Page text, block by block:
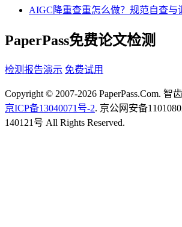
AIGC降重查重怎么做？规范自查与
PaperPass免费论文检测
检测报告演示 免费试用
Copyright © 2007-2026 PaperPass.Com. 智
京ICP备13040071号-2. 京公网安备
140121号 All Rights Reserved.